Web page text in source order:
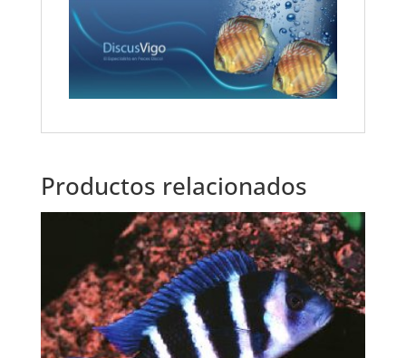
Productos relacionados